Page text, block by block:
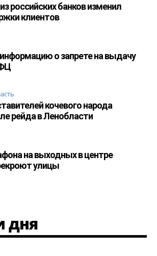
российских банков изменил
клиентов
о запрете на выдачу
кочевого народа
рейда в Ленобласти
на выходных в центре
улицы
дня